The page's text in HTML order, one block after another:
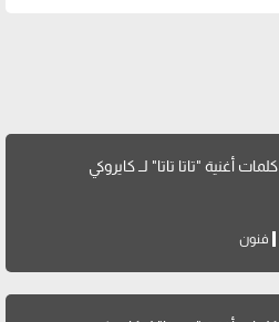
كلمات أغنية "تاتا تاتا" لــ كايروكي
فنون